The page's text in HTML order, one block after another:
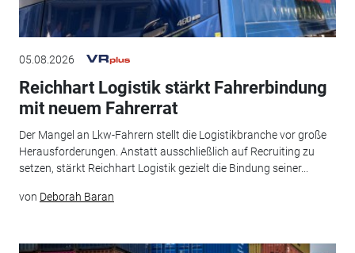
05.08.2026
Reichhart Logistik stärkt Fahrerbindung
mit neuem Fahrerrat
Der Mangel an Lkw-Fahrern stellt die Logistikbranche vor große
Herausforderungen. Anstatt ausschließlich auf Recruiting zu
setzen, stärkt Reichhart Logistik gezielt die Bindung seiner...
von Deborah Baran